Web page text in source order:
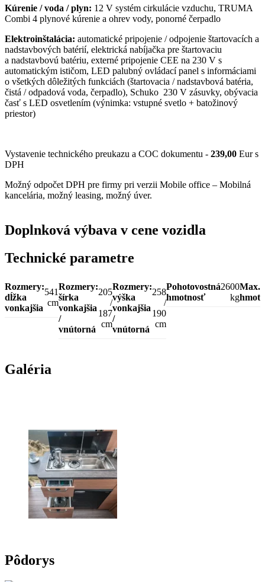
Kúrenie / voda / plyn: 12 V systém cirkulácie vzduchu, TRUMA
Combi 4 plynové kúrenie a ohrev vody, ponorné čerpadlo
Elektroinštalácia: automatické pripojenie / odpojenie štartovacích a
nadstavbových batérií, elektrická nabíjačka pre štartovaciu
a nadstavbovú batériu, externé pripojenie CEE na 230 V s
automatickým ističom, LED palubný ovládací panel s informáciami
o všetkých dôležitých funkciách (štartovacia / nadstavbová batéria,
čistá / odpadová voda, čerpadlo), Schuko 230 V zásuvky, obývacia
časť s LED osvetlením (výnimka: vstupné svetlo + batožinový
priestor)
Vystavenie technického preukazu a COC dokumentu - 239,00 Eur s
DPH
Možný odpočet DPH pre firmy pri verzii Mobile office – Mobilná
kancelária, možný leasing, možný úver.
Doplnková výbava v cene vozidla
Technické parametre
Rozmery:
dĺžka
vonkajšia
541
cm
Rozmery:
šírka
vonkajšia
/
vnútorná
205
/
187
cm
Rozmery:
výška
vonkajšia
/
vnútorná
258
/
190
cm
Pohotovostná
hmotnosť
2600
kg
Max.
Galéria
Pôdorys